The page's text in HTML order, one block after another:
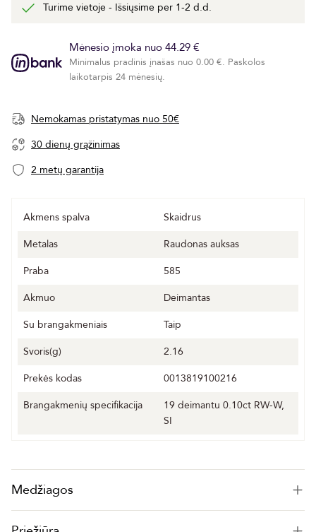
Turime vietoje - Išsiųsime per 1-2 d.d.
Mėnesio įmoka nuo 44.29 €
Minimalus pradinis įnašas nuo 0.00 €. Paskolos
laikotarpis 24 mėnesių.
Nemokamas pristatymas nuo 50€
30 dienų grąžinimas
2 metų garantija
Akmens spalva
Skaidrus
Metalas
Raudonas auksas
Praba
585
Akmuo
Deimantas
Su brangakmeniais
Taip
Svoris(g)
2.16
Prekės kodas
0013819100216
Brangakmenių specifikacija
19 deimantu 0.10ct RW-W,
SI
Medžiagos